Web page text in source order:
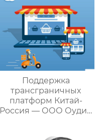
Поддержка
трансграничных
платформ Китай-
Россия — ООО Оудин